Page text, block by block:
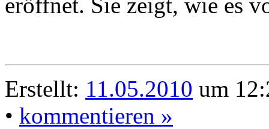
Erstellt: 11.05.2010 um
• kommentieren »